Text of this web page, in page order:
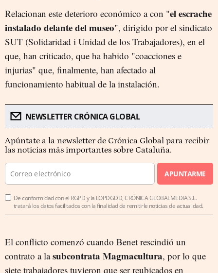
Relacionan este deterioro económico a con "el escrache
instalado delante del museo", dirigido por el sindicato
SUT (Solidaridad i Unidad de los Trabajadores), en el
que, han criticado, que ha habido "coacciones e
injurias" que, finalmente, han afectado al
funcionamiento habitual de la instalación.
NEWSLETTER CRÓNICA GLOBAL
Apúntate a la newsletter de Crónica Global para recibir
las noticias más importantes sobre Cataluña.
APUNTARME
De conformidad con el RGPD y la LOPDGDD, CRÓNICA GLOBALMEDIA S.L.
tratará los datos facilitados con la finalidad de remitirle noticias de actualidad.
El conflicto comenzó cuando Benet rescindió un
contrato a lasubcontrata Magmacultura, por lo que
siete trabajadores tuvieron que ser reubicados en